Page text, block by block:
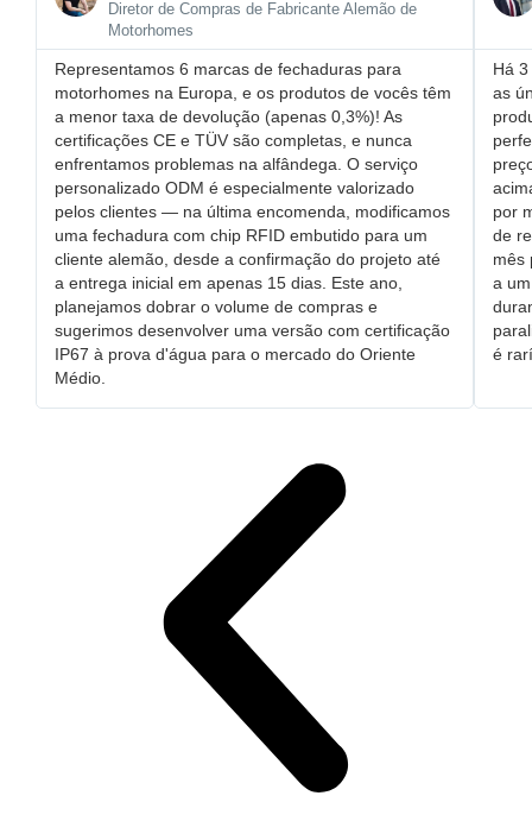
Diretor de Compras de Fabricante Alemão de
Motorhomes
Representamos 6 marcas de fechaduras para
motorhomes na Europa, e os produtos de vocês têm
a ​menor taxa de devolução (apenas 0,3%)! As
certificações CE e TÜV são completas, e nunca
enfrentamos problemas na alfândega. O ​serviço
personalizado ODM é especialmente valorizado
pelos clientes — na última encomenda, modificamos
uma ​fechadura com chip RFID embutido para um
cliente alemão, desde a confirmação do projeto até
a entrega inicial em apenas 15 dias. Este ano,
planejamos dobrar o volume de compras e
sugerimos desenvolver uma versão com ​certificação
IP67 à prova d'água para o mercado do Oriente
Médio.
Há
as
por
de
mês
a
é